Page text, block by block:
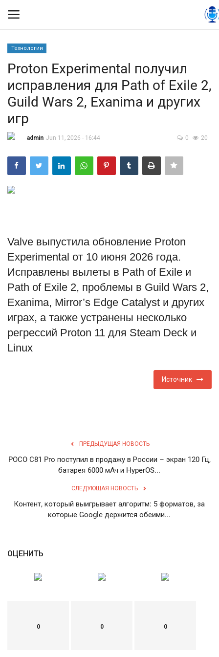
Контакты
Правила размещения
Политика
Экономика
Технологии
Туризм
Недвижимость
Авто
Образование
Технологии
Proton Experimental получил
исправления для Path of Exile 2,
Guild Wars 2, Exanima и других
игр
admin Jun 11, 2026 - 16:44 0 20
Valve выпустила обновление Proton
Experimental от 10 июня 2026 года.
Исправлены вылеты в Path of Exile и
Path of Exile 2, проблемы в Guild Wars 2,
Exanima, Mirror’s Edge Catalyst и других
играх, а также устранены несколько
регрессий Proton 11 для Steam Deck и
Linux
Источник
ПРЕДЫДУЩАЯ НОВОСТЬ
POCO C81 Pro поступил в продажу в России – экран 120 Гц,
батарея 6000 мАч и HyperOS...
СЛЕДУЮЩАЯ НОВОСТЬ
Контент, который выигрывает алгоритм: 5 форматов, за
которые Google держится обеими...
ОЦЕНИТЬ
0 0 0